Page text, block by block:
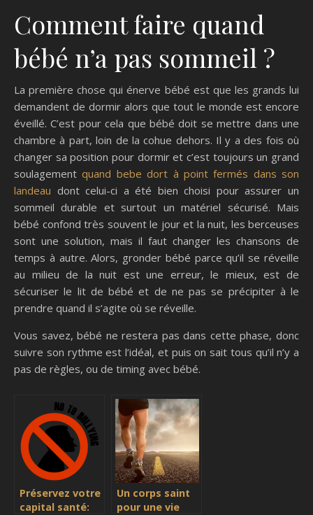
Comment faire quand
bébé n’a pas sommeil ?
La première chose qui énerve bébé est que les grands lui
demandent de dormir alors que tout le monde est encore
éveillé. C’est pour cela que bébé doit se mettre dans une
chambre à part, loin de la cohue dehors. Il y a des fois où
changer sa position pour dormir et c’est toujours un grand
soulagementquand bebe dort à point fermés dans son
landeau dont celui-ci a été bien choisi pour assurer un
sommeil durable et surtout un matériel sécurisé. Mais
bébé confond très souvent le jour et la nuit, les berceuses
sont une solution, mais il faut changer les chansons de
temps à autre. Alors, gronder bébé parce qu’il se réveille
au milieu de la nuit est une erreur, le mieux, est de
sécuriser le lit de bébé et de ne pas se précipiter à le
prendre quand il s’agite où se réveille.
Vous savez, bébé ne restera pas dans cette phase, donc
suivre son rythme est l’idéal, et puis on sait tous qu’il n’y a
pas de règles, ou de timing avec bébé.
Préservez votre
capital santé:
Un corps saint
pour une vie